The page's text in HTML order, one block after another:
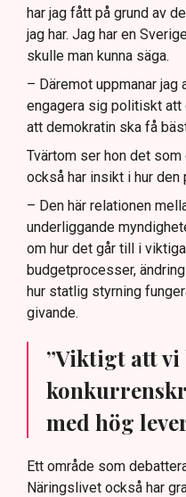
har jag fått på grund av
jag har. Jag har en
skulle man kunna säga.
– Däremot uppmanar jag
engagera sig politiskt
att demokratin ska få
Tvärtom ser hon det
också har insikt i hur den
– Den här relationen
underliggande
om hur det går till i
budgetprocesser,
hur statlig styrning
givande.
”Viktigt att
med hög
Ett område som
Näringslivet också har